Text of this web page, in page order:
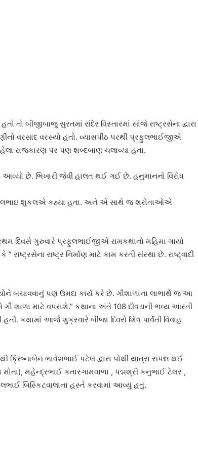
તો બીજીબાજુ સુરતમાં રાંદેર વિસ્તારમાં સાંજે રાષ્ટ્રસેના દ્વારા
વરસાદ વરસ્યો હતો. વ્યાસપીઠ પરથી પ્રફુલભાઈજીએ
રાજકારણ પર પણ શબ્દબાણ ચલાવ્યા હતા.
આવ્યો છે. ભિખારી જેવી હાલત થઈ ગઈ છે. હનુમાનનો વિરોધ
શુકલએ કહ્યા હતા. અને એ સાથે જ શ્રોતાઓએ
દિવસે ગુરુવારે પ્રફુલભાઈજીએ રામકથાનો મહિમા ગાયો
રાષ્ટ્ર નિર્માણ માટે કામ કરતી સંસ્થા છે. રાષ્ટ્વાદી
બચાવવાનું પણ ઉમદા કાર્ય કરે છે. ગૌશાળાના લાભાર્થે જ આ
માટે વપરાશે.” કથાના અંતે 108 દીવડાની ભવ્ય આરતી
કથામાં આજે શુક્રવારે બીજા દિવસે શિવ પાર્વતી વિવાહ
ભાવેશભાઈ પટેલ દ્વારા પોથી યાત્રા સંપન્ન થઈ
મહેન્દ્રભાઈ કતારગામવાળા , પદ્મશ્રી કનુભાઈ ટેલર ,
બિસ્કિટવાલાના હસ્તે કરવામાં આવ્યું હતું.